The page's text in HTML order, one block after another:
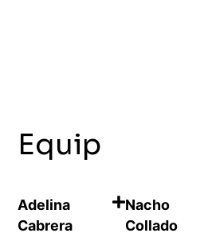
Equip
Adelina
Cabrera
Nacho
Collado